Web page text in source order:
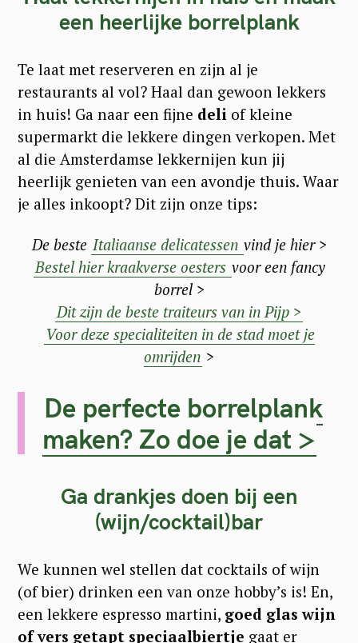
een heerlijke borrelplank
Te laat met reserveren en zijn al je
restaurants al vol? Haal dan gewoon lekkers
in huis! Ga naar een fijne deli of kleine
supermarkt die lekkere dingen verkopen. Met
al die Amsterdamse lekkernijen kun jij
heerlijk genieten van een avondje thuis. Waar
je alles inkoopt? Dit zijn onze tips:
De beste Italiaanse delicatessen vind je hier >
Bestel hier kraakverse oesters voor een fancy
borrel >
Dit zijn de beste traiteurs van in Pijp >
Voor deze specialiteiten in de stad moet je
omrijden >
De perfecte borrelplank
maken? Zo doe je dat >
Ga drankjes doen bij een
(wijn/cocktail)bar
We kunnen wel stellen dat cocktails of wijn
(of bier) drinken een van onze hobby’s is! En,
een lekkere espresso martini, goed glas wijn
of vers getapt speciaalbiertje gaat er